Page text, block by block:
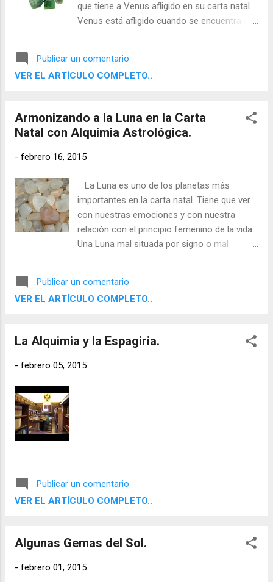
que tiene a Venus afligido en su carta natal.
Venus está afligido cuando se encuentra en
recibe muchos aspectos tensos -
cuadraturas, oposiciones, semicuadraturas,
relacionarnos, para amar y ser amados y
para disfrutar de lo bello, también tendremos
dificultad para encontrar la paz y la armonía
Publicar un comentario
VER EL ARTÍCULO COMPLETO..
Armonizando a la Luna en la Carta
Natal con Alquimia Astrológica.
- febrero 16, 2015
La Luna es uno de los planetas más
importantes en la carta natal. Tiene que ver
con nuestras emociones y con nuestra
relación con el principio femenino de la vida.
Una Luna mal situada por signo o mal
falta de control emocional y problemas con
el principio femenino de la vida. Nos
tenemos dificultad para manifestarlos o bien
lo manifestamos como si fuera un tsunami.
Publicar un comentario
VER EL ARTÍCULO COMPLETO..
La Alquimia y la Espagiria.
- febrero 05, 2015
Publicar un comentario
VER EL ARTÍCULO COMPLETO..
Algunas Gemas del Sol.
- febrero 01, 2015